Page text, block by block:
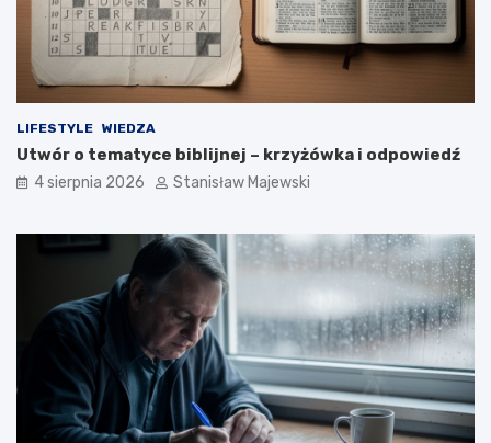
LIFESTYLE WIEDZA
Utwór o tematyce biblijnej – krzyżówka i odpowiedź
4 sierpnia 2026 Stanisław Majewski